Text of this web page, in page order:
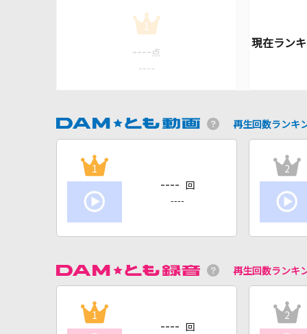
1
---- 点
----
再生回数ランキ
1
---- 回
----
2
再生回数ランキ
1
---- 回
2